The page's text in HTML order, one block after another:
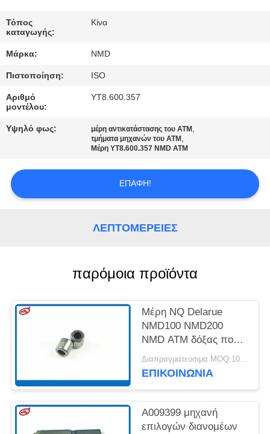
ΈΛΕΓΧΟΣ
ΕΠΙΚΟΙΝΩΝΉΣΤΕ
ΜΑΖΊ
ΜΑΣ
ΥΠΟΘΈΣΕΙΣ
ΠΟΛΙΤΙΚΉ
ΑΠΟΡΡΉΤΟΥ
Τόπος
καταγωγής:
Κίνα
Μάρκα: NMD
Πιστοποίηση: ISO
Αριθμό
μοντέλου:
YT8.600.357
Υψηλό φως: μέρη αντικατάστασης του ATM ,
τμήματα μηχανών του ATM ,
Μέρη YT8.600.357 NMD ATM
ΕΠΑΦΉ!
ΛΕΠΤΟΜΈΡΕΙΕΣ
παρόμοια προϊόντα
Μέρη NQ Delarue
NMD100 NMD200
NMD ATM δόξας που
αντέχουν 4*8*8
A001593
Διαπραγματεύσιμα MOQ:10PCS
ΕΠΙΚΟΙΝΩΝΊΑ
A009399 μηχανή
επιλογών διανομέων